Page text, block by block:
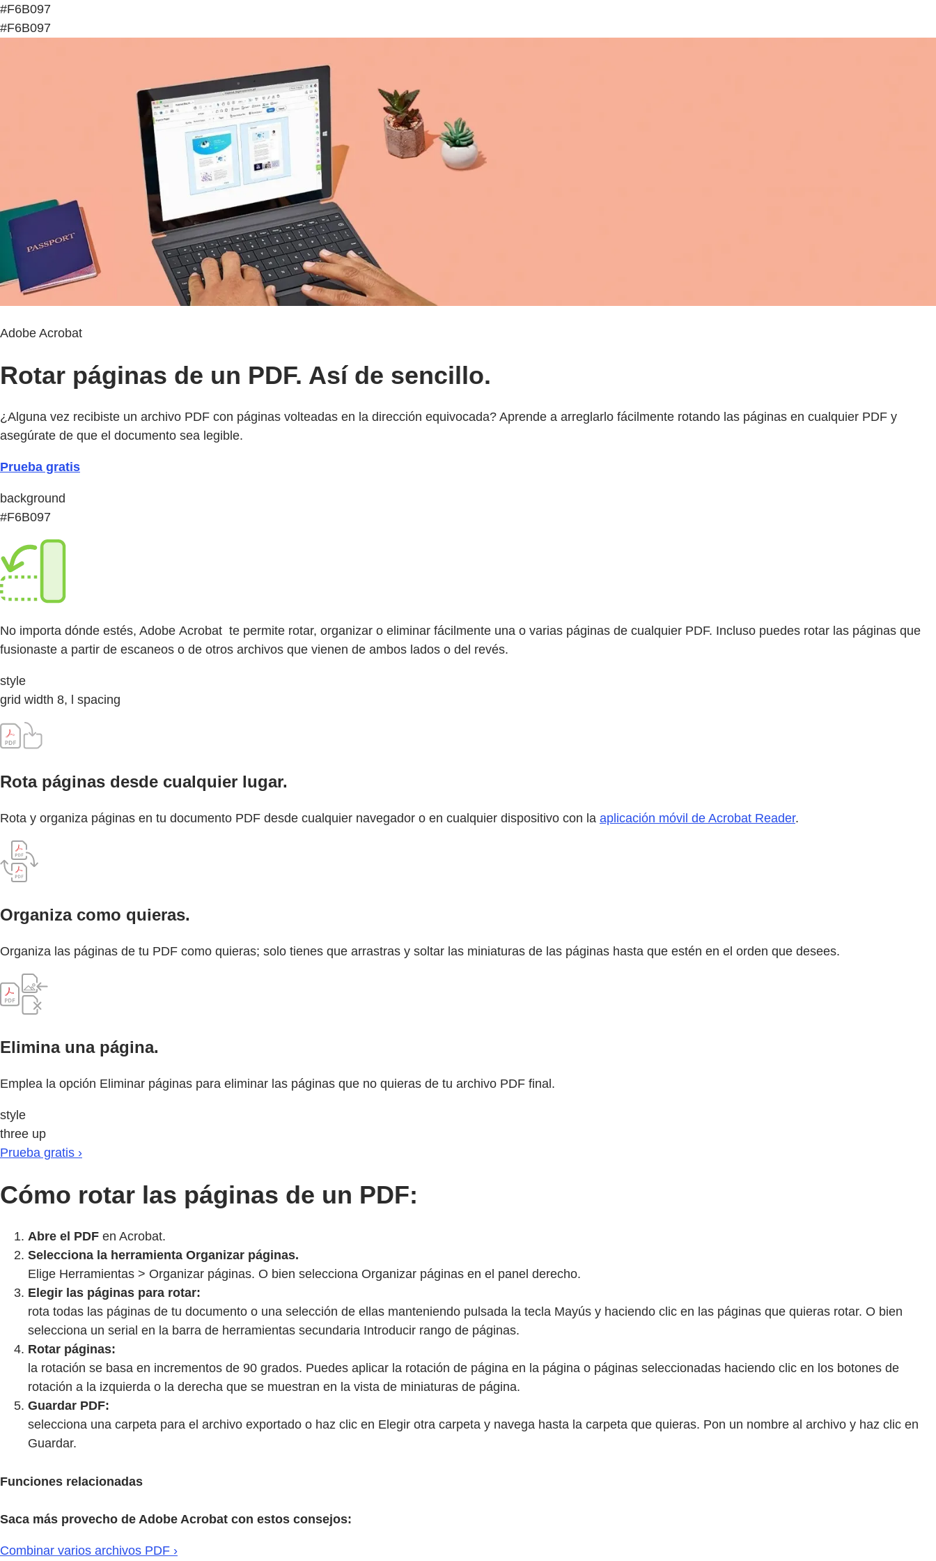
#F6B097
#F6B097
Adobe Acrobat
Rotar páginas de un PDF. Así de sencillo.
¿Alguna vez recibiste un archivo PDF con páginas volteadas en la dirección equivocada? Aprende a arreglarlo fácilmente rotando las páginas en cualquier PDF y
asegúrate de que el documento sea legible.
Prueba gratis
background
#F6B097
No importa dónde estés, Adobe Acrobat te permite rotar, organizar o eliminar fácilmente una o varias páginas de cualquier PDF. Incluso puedes rotar las páginas que
fusionaste a partir de escaneos o de otros archivos que vienen de ambos lados o del revés.
style
grid width 8, l spacing
Rota páginas desde cualquier lugar.
Rota y organiza páginas en tu documento PDF desde cualquier navegador o en cualquier dispositivo con la aplicación móvil de Acrobat Reader.
Organiza como quieras.
Organiza las páginas de tu PDF como quieras; solo tienes que arrastras y soltar las miniaturas de las páginas hasta que estén en el orden que desees.
Elimina una página.
Emplea la opción Eliminar páginas para eliminar las páginas que no quieras de tu archivo PDF final.
style
three up
Prueba gratis ›
Cómo rotar las páginas de un PDF:
Abre el PDF en Acrobat.
Selecciona la herramienta Organizar páginas.
Elige Herramientas > Organizar páginas. O bien selecciona Organizar páginas en el panel derecho.
Elegir las páginas para rotar:
rota todas las páginas de tu documento o una selección de ellas manteniendo pulsada la tecla Mayús y haciendo clic en las páginas que quieras rotar. O bien
selecciona un serial en la barra de herramientas secundaria Introducir rango de páginas.
Rotar páginas:
la rotación se basa en incrementos de 90 grados. Puedes aplicar la rotación de página en la página o páginas seleccionadas haciendo clic en los botones de
rotación a la izquierda o la derecha que se muestran en la vista de miniaturas de página.
Guardar PDF:
selecciona una carpeta para el archivo exportado o haz clic en Elegir otra carpeta y navega hasta la carpeta que quieras. Pon un nombre al archivo y haz clic en
Guardar.
Funciones relacionadas
Saca más provecho de Adobe Acrobat con estos consejos:
Combinar varios archivos PDF ›